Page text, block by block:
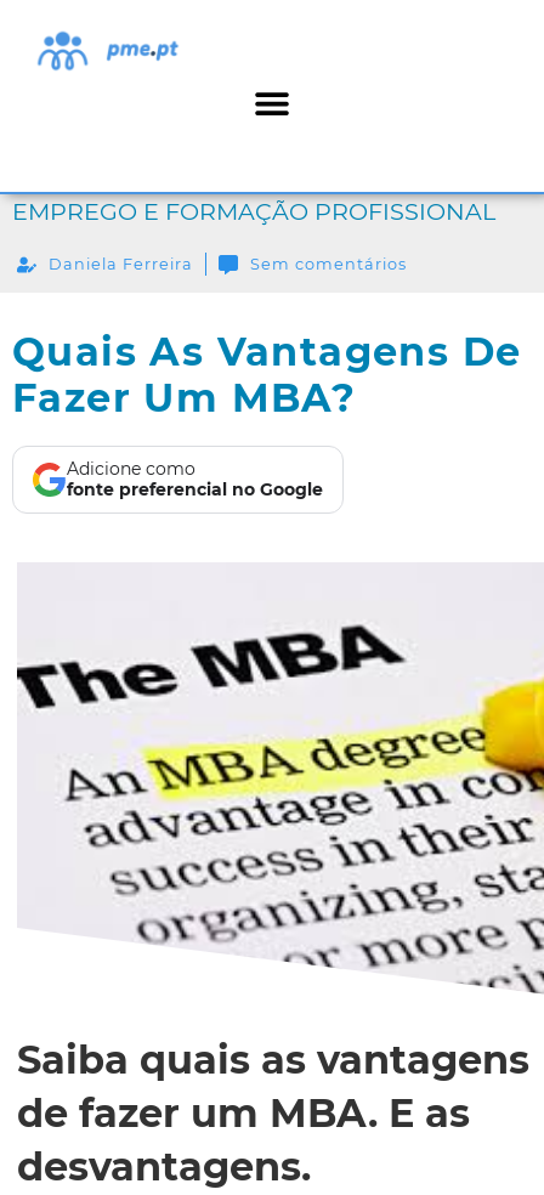
EMPREGO E FORMAÇÃO PROFISSIONAL
Daniela Ferreira Sem comentários
Quais As Vantagens De
Fazer Um MBA?
Adicione como
fonte preferencial no Google
Saiba quais as vantagens
de fazer um MBA. E as
desvantagens.